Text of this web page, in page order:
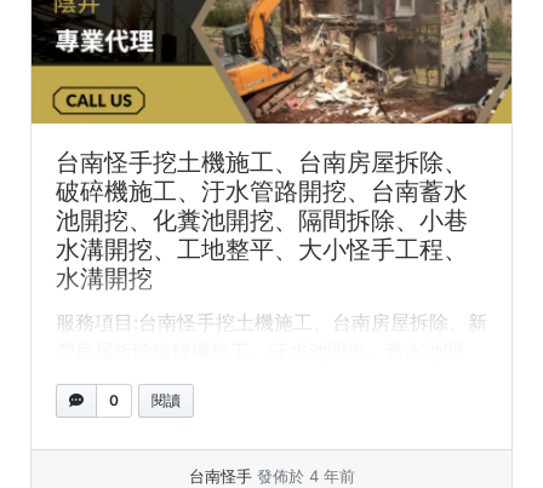
台南怪手挖土機施工、台南房屋拆除、
破碎機施工、汙水管路開挖、台南蓄水
池開挖、化糞池開挖、隔間拆除、小巷
水溝開挖、工地整平、大小怪手工程、
水溝開挖
服務項目:台南怪手挖土機施工、台南房屋拆除、新
挖、化糞池開挖、隔間拆... »
0 閱讀
台南怪手 發佈於 4 年前